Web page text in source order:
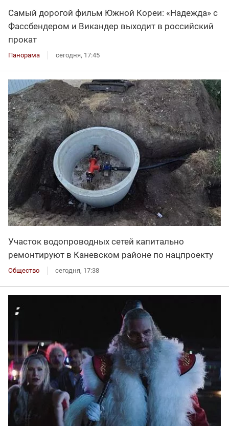
Самый дорогой фильм Южной Кореи: «Надежда» с
Фассбендером и Викандер выходит в российский
прокат
Панорама сегодня, 17:45
Участок водопроводных сетей капитально
ремонтируют в Каневском районе по нацпроекту
Общество сегодня, 17:38